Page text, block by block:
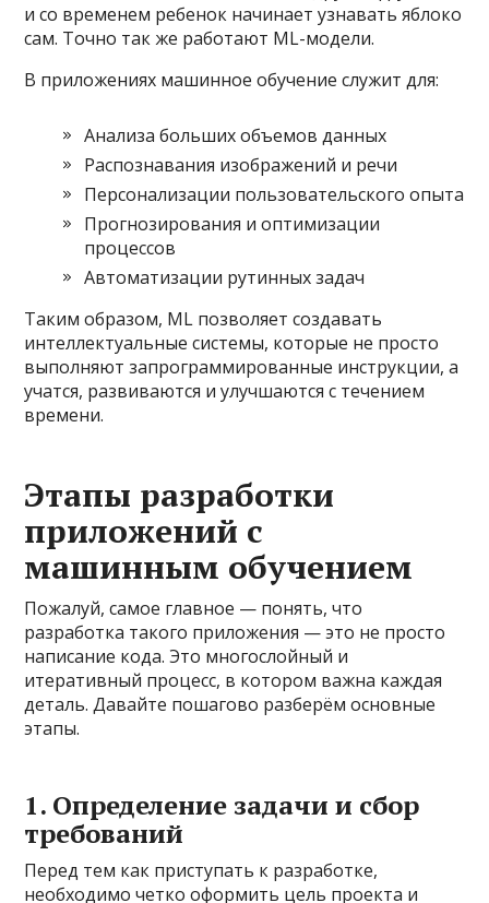
и со временем ребенок начинает узнавать яблоко
сам. Точно так же работают ML-модели.
В приложениях машинное обучение служит для:
Анализа больших объемов данных
Распознавания изображений и речи
Персонализации пользовательского опыта
Прогнозирования и оптимизации
процессов
Автоматизации рутинных задач
Таким образом, ML позволяет создавать
интеллектуальные системы, которые не просто
выполняют запрограммированные инструкции, а
учатся, развиваются и улучшаются с течением
времени.
Этапы разработки
приложений с
машинным обучением
Пожалуй, самое главное — понять, что
разработка такого приложения — это не просто
написание кода. Это многослойный и
итеративный процесс, в котором важна каждая
деталь. Давайте пошагово разберём основные
этапы.
1. Определение задачи и сбор
требований
Перед тем как приступать к разработке,
необходимо четко оформить цель проекта и